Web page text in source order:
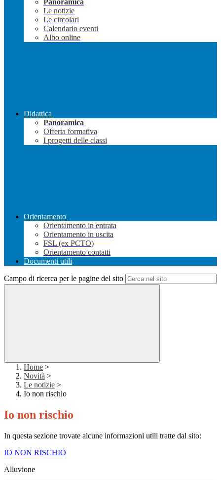
Panoramica
Le notizie
Le circolari
Calendario eventi
Albo online
Didattica
Panoramica
Offerta formativa
I progetti delle classi
Orientamento
Orientamento in entrata
Orientamento in uscita
FSL (ex PCTO)
Orientamento contatti
Documenti utili
Campo di ricerca per le pagine del sito
Home >
Novità >
Le notizie >
Io non rischio
Io non rischio
In questa sezione trovate alcune informazioni utili tratte dal sito:
IO NON RISCHIO
Alluvione